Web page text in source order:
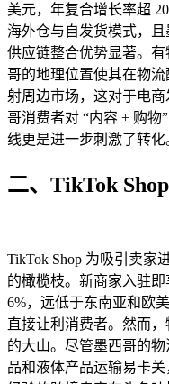
美元，年复合增长率超
海外仓与自发货模式，且
供应链整合优势显著。
哥的地理位置使其在物
射周边市场，这对于电
哥消费者对 “内容 + 购物
线更是进一步刺激了转化
二、TikTok
TikTok Shop 为吸引卖家
的橄榄枝。新商家入驻
6%，远低于东南亚和欧
直接让利消费者。然而
的大山。尽管墨西哥的
品和液体产品运输易卡